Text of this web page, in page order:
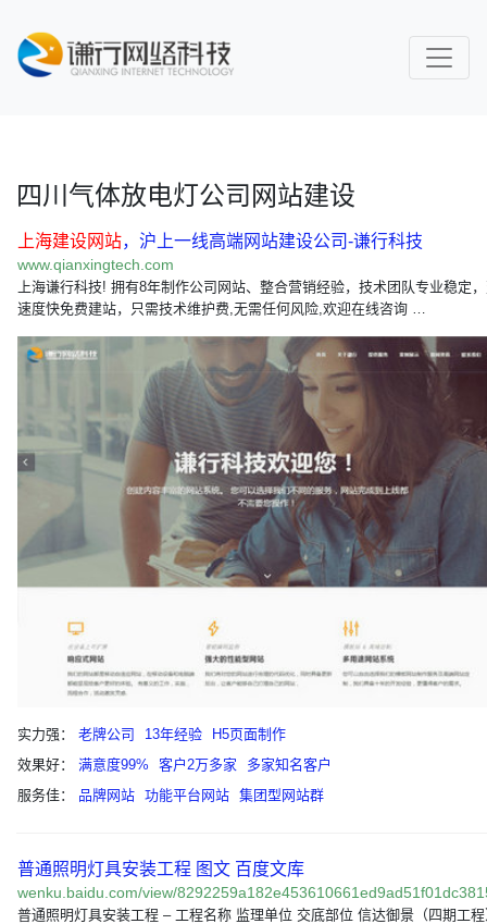
四川气体放电灯公司网站建设
上海建设网站，沪上一线高端网站建设公司-谦行科技
www.qianxingtech.com
上海谦行科技! 拥有8年制作公司网站、整合营销经验，技术团队专业稳定
速度快免费建站，只需技术维护费,无需任何风险,欢迎在线咨询 …
实力强： 老牌公司 13年经验
H5页面制作
效果好：
满意度99% 客户2万多家
多家知名客户
服务佳：
品牌网站 功能平台网站 集团型网站群
普通照明灯具安装工程 图文 百度文库
wenku.baidu.com/view/
普通照明灯具安装工程 – 工程名称 监理单位 交底部位 信达御景（四期工